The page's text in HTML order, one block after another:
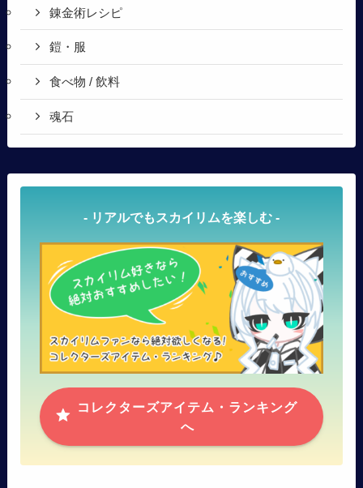
錬金術レシピ
鎧・服
食べ物 / 飲料
魂石
- リアルでもスカイリムを楽しむ -
コレクターズアイテム・ランキング
へ